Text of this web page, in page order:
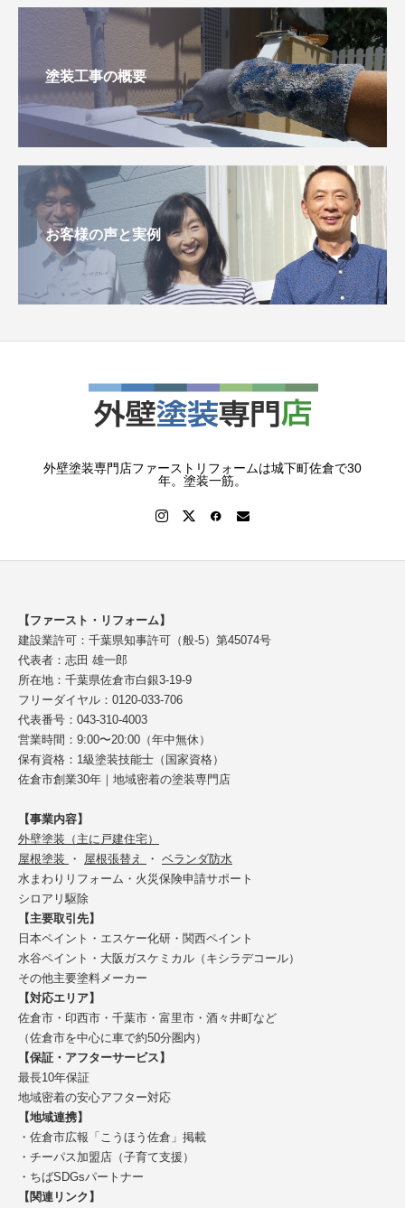
塗装工事の概要
お客様の声と実例
外壁塗装専門店ファーストリフォームは城下町佐倉で30
年。塗装一筋。
【ファースト・リフォーム】
建設業許可：千葉県知事許可（般-5）第45074号
代表者：志田 雄一郎
所在地：千葉県佐倉市白銀3-19-9
フリーダイヤル：0120-033-706
代表番号：043-310-4003
営業時間：9:00〜20:00（年中無休）
保有資格：1級塗装技能士（国家資格）
佐倉市創業30年｜地域密着の塗装専門店
【事業内容】
外壁塗装（主に戸建住宅）
屋根塗装
・ 屋根張替え ・ ベランダ防水
水まわりリフォーム・火災保険申請サポート
シロアリ駆除
【主要取引先】
日本ペイント・エスケー化研・関西ペイント
水谷ペイント・大阪ガスケミカル（キシラデコール）
その他主要塗料メーカー
【対応エリア】
佐倉市・印西市・千葉市・富里市・酒々井町など
（佐倉市を中心に車で約50分圏内）
【保証・アフターサービス】
最長10年保証
地域密着の安心アフター対応
【地域連携】
・佐倉市広報「こうほう佐倉」掲載
・チーパス加盟店（子育て支援）
・ちばSDGsパートナー
【関連リンク】